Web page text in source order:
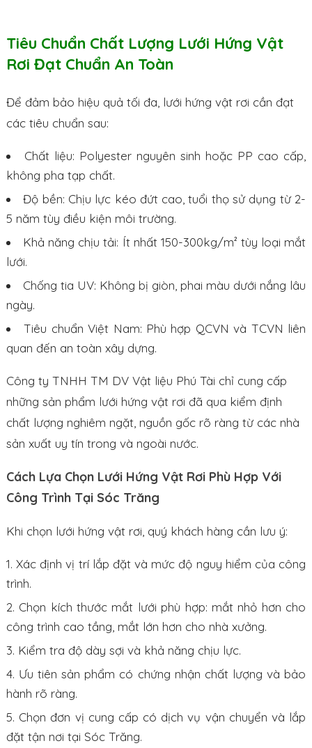
Tiêu Chuẩn Chất Lượng Lưới Hứng Vật
Rơi Đạt Chuẩn An Toàn
Để đảm bảo hiệu quả tối đa, lưới hứng vật rơi cần đạt
các tiêu chuẩn sau:
Chất liệu: Polyester nguyên sinh hoặc PP cao cấp,
không pha tạp chất.
Độ bền: Chịu lực kéo đứt cao, tuổi thọ sử dụng từ 2-
5 năm tùy điều kiện môi trường.
Khả năng chịu tải: Ít nhất 150-300kg/m² tùy loại mắt
lưới.
Chống tia UV: Không bị giòn, phai màu dưới nắng lâu
ngày.
Tiêu chuẩn Việt Nam: Phù hợp QCVN và TCVN liên
quan đến an toàn xây dựng.
Công ty TNHH TM DV Vật liệu Phú Tài chỉ cung cấp
những sản phẩm lưới hứng vật rơi đã qua kiểm định
chất lượng nghiêm ngặt, nguồn gốc rõ ràng từ các nhà
sản xuất uy tín trong và ngoài nước.
Cách Lựa Chọn Lưới Hứng Vật Rơi Phù Hợp Với
Công Trình Tại Sóc Trăng
Khi chọn lưới hứng vật rơi, quý khách hàng cần lưu ý:
Xác định vị trí lắp đặt và mức độ nguy hiểm của công
trình.
Chọn kích thước mắt lưới phù hợp: mắt nhỏ hơn cho
công trình cao tầng, mắt lớn hơn cho nhà xưởng.
Kiểm tra độ dày sợi và khả năng chịu lực.
Ưu tiên sản phẩm có chứng nhận chất lượng và bảo
hành rõ ràng.
Chọn đơn vị cung cấp có dịch vụ vận chuyển và lắp
đặt tận nơi tại Sóc Trăng.